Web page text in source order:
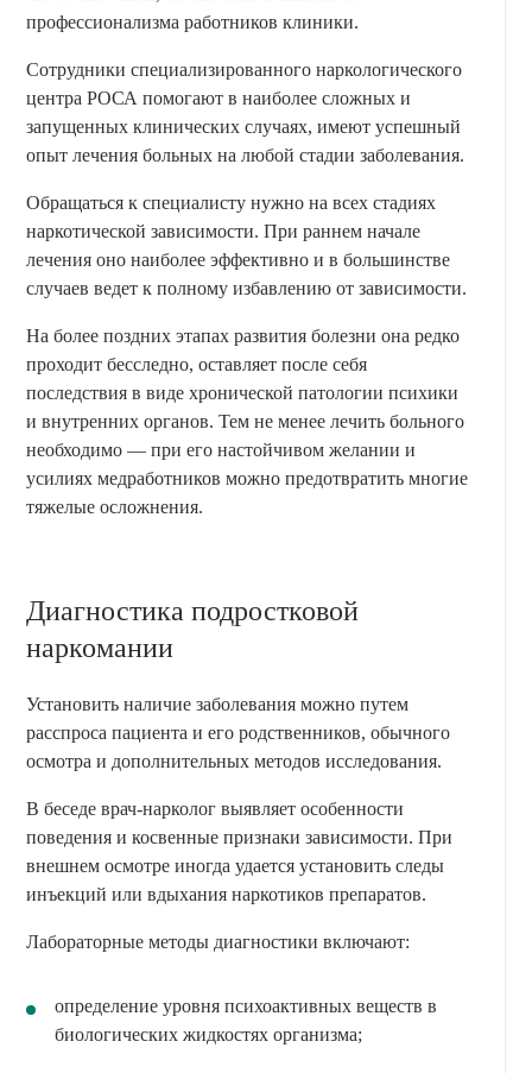
профессионализма работников клиники.
Сотрудники специализированного наркологического
центра РОСА помогают в наиболее сложных и
запущенных клинических случаях, имеют успешный
опыт лечения больных на любой стадии заболевания.
Обращаться к специалисту нужно на всех стадиях
наркотической зависимости. При раннем начале
лечения оно наиболее эффективно и в большинстве
случаев ведет к полному избавлению от зависимости.
На более поздних этапах развития болезни она редко
проходит бесследно, оставляет после себя
последствия в виде хронической патологии психики
и внутренних органов. Тем не менее лечить больного
необходимо — при его настойчивом желании и
усилиях медработников можно предотвратить многие
тяжелые осложнения.
Диагностика подростковой
наркомании
Установить наличие заболевания можно путем
расспроса пациента и его родственников, обычного
осмотра и дополнительных методов исследования.
В беседе врач-нарколог выявляет особенности
поведения и косвенные признаки зависимости. При
внешнем осмотре иногда удается установить следы
инъекций или вдыхания наркотиков препаратов.
Лабораторные методы диагностики включают:
определение уровня психоактивных веществ в
биологических жидкостях организма;